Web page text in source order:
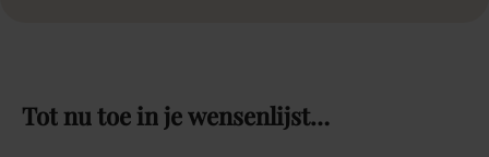
Tot nutoe injewensenlijst…